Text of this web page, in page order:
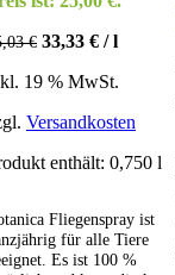
€ 33,33 € /l
19 % MwSt.
Versandkosten
enthält: 0,750 l
Fliegenspray ist
für alle Tiere
Es ist 100 %